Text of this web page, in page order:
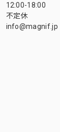
12:00-18:00
不定休
info@magnif.jp